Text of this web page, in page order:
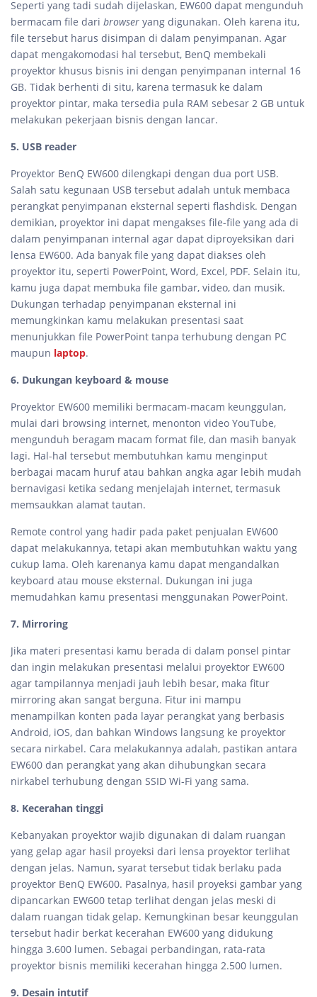
Seperti yang tadi sudah dijelaskan, EW600 dapat mengunduh
bermacam file dari browser yang digunakan. Oleh karena itu,
file tersebut harus disimpan di dalam penyimpanan. Agar
dapat mengakomodasi hal tersebut, BenQ membekali
proyektor khusus bisnis ini dengan penyimpanan internal 16
GB. Tidak berhenti di situ, karena termasuk ke dalam
proyektor pintar, maka tersedia pula RAM sebesar 2 GB untuk
melakukan pekerjaan bisnis dengan lancar.
5. USB reader
Proyektor BenQ EW600 dilengkapi dengan dua port USB.
Salah satu kegunaan USB tersebut adalah untuk membaca
perangkat penyimpanan eksternal seperti flashdisk. Dengan
demikian, proyektor ini dapat mengakses file-file yang ada di
dalam penyimpanan internal agar dapat diproyeksikan dari
lensa EW600. Ada banyak file yang dapat diakses oleh
proyektor itu, seperti PowerPoint, Word, Excel, PDF. Selain itu,
kamu juga dapat membuka file gambar, video, dan musik.
Dukungan terhadap penyimpanan eksternal ini
memungkinkan kamu melakukan presentasi saat
menunjukkan file PowerPoint tanpa terhubung dengan PC
maupun laptop.
6. Dukungan keyboard & mouse
Proyektor EW600 memiliki bermacam-macam keunggulan,
mulai dari browsing internet, menonton video YouTube,
mengunduh beragam macam format file, dan masih banyak
lagi. Hal-hal tersebut membutuhkan kamu menginput
berbagai macam huruf atau bahkan angka agar lebih mudah
bernavigasi ketika sedang menjelajah internet, termasuk
memsaukkan alamat tautan.
Remote control yang hadir pada paket penjualan EW600
dapat melakukannya, tetapi akan membutuhkan waktu yang
cukup lama. Oleh karenanya kamu dapat mengandalkan
keyboard atau mouse eksternal. Dukungan ini juga
memudahkan kamu presentasi menggunakan PowerPoint.
7. Mirroring
Jika materi presentasi kamu berada di dalam ponsel pintar
dan ingin melakukan presentasi melalui proyektor EW600
agar tampilannya menjadi jauh lebih besar, maka fitur
mirroring akan sangat berguna. Fitur ini mampu
menampilkan konten pada layar perangkat yang berbasis
Android, iOS, dan bahkan Windows langsung ke proyektor
secara nirkabel. Cara melakukannya adalah, pastikan antara
EW600 dan perangkat yang akan dihubungkan secara
nirkabel terhubung dengan SSID Wi-Fi yang sama.
8. Kecerahan tinggi
Kebanyakan proyektor wajib digunakan di dalam ruangan
yang gelap agar hasil proyeksi dari lensa proyektor terlihat
dengan jelas. Namun, syarat tersebut tidak berlaku pada
proyektor BenQ EW600. Pasalnya, hasil proyeksi gambar yang
dipancarkan EW600 tetap terlihat dengan jelas meski di
dalam ruangan tidak gelap. Kemungkinan besar keunggulan
tersebut hadir berkat kecerahan EW600 yang didukung
hingga 3.600 lumen. Sebagai perbandingan, rata-rata
proyektor bisnis memiliki kecerahan hingga 2.500 lumen.
9. Desain intutif